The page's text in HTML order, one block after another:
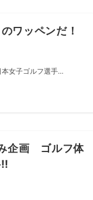
ッペンだ！
本女子ゴルフ選手…
企画 ゴルフ体